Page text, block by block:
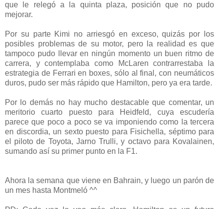
que le relegó a la quinta plaza, posición que no pudo
mejorar.
Por su parte Kimi no arriesgó en exceso, quizás por los
posibles problemas de su motor, pero la realidad es que
tampoco pudo llevar en ningún momento un buen ritmo de
carrera, y contemplaba como McLaren contrarrestaba la
estrategia de Ferrari en boxes, sólo al final, con neumáticos
duros, pudo ser más rápido que Hamilton, pero ya era tarde.
Por lo demás no hay mucho destacable que comentar, un
meritorio cuarto puesto para Heidfeld, cuya escudería
parece que poco a poco se va imponiendo como la tercera
en discordia, un sexto puesto para Fisichella, séptimo para
el piloto de Toyota, Jarno Trulli, y octavo para Kovalainen,
sumando así su primer punto en la F1.
Ahora la semana que viene en Bahrain, y luego un parón de
un mes hasta Montmeló ^^